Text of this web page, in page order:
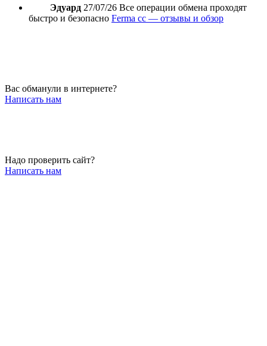
Эдуард 27/07/26 Все операции обмена проходят
быстро и безопасно Ferma cc — отзывы и обзор
Вас обманули в интернете?
Написать нам
Надо проверить сайт?
Написать нам